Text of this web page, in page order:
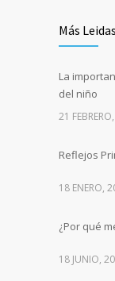
Más Leidas
La
del niño
21
Reflejos
18 ENERO,
¿Por qué
18 JUNIO,